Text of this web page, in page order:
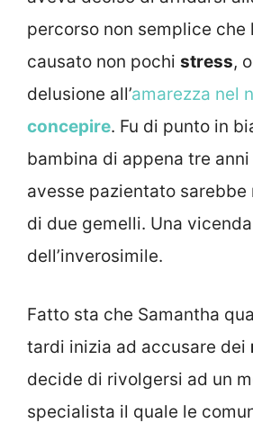
percorso non semplice che
causato non pochi stress,
delusione all’amarezza nel
concepire. Fu di punto in
bambina di appena tre
avesse pazientato
di due gemelli. Una
dell’inverosimile.
Fatto sta che Samantha
tardi inizia ad accusare dei
decide di rivolgersi ad un
specialista il quale le